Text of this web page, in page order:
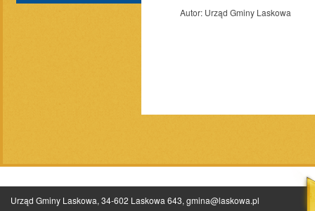
Autor: Urząd Gminy Laskowa
Urząd Gminy Laskowa, 34-602 Laskowa 643, gmina@laskowa.pl